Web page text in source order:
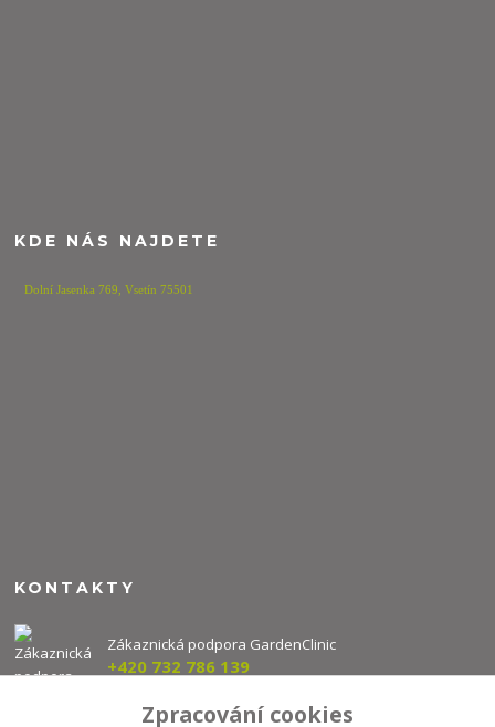
KDE NÁS NAJDETE
Dolní Jasenka 769,Vsetín 75501
KONTAKTY
Zákaznická podpora GardenClinic
+420 732 786 139
Zpracování cookies